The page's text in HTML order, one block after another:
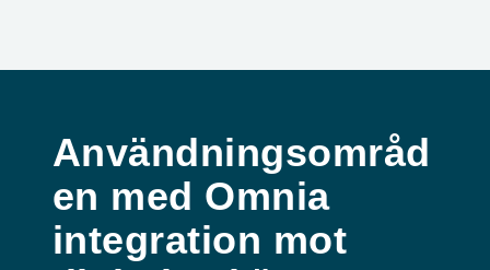
Användningsområd
en med Omnia
integration mot